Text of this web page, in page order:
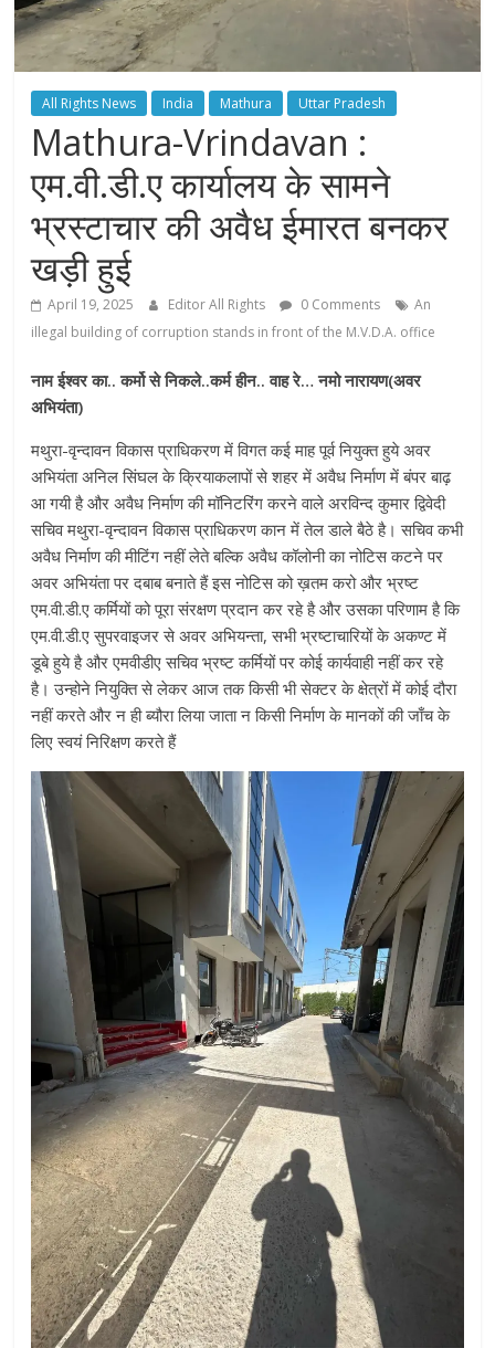
All Rights News India Mathura Uttar Pradesh
Mathura-Vrindavan :
एम.वी.डी.ए कार्यालय के सामने
भ्रस्टाचार की अवैध ईमारत बनकर
खड़ी हुई
April 19, 2025 Editor All Rights 0 Comments
An
illegal building of corruption stands in front of the M.V.D.A. office
नाम ईश्वर का.. कर्मो से निकले..कर्म हीन.. वाह रे… नमो नारायण(अवर
अभियंता)
मथुरा-वृन्दावन विकास प्राधिकरण में विगत कई माह पूर्व नियुक्त हुये अवर
अभियंता अनिल सिंघल के क्रियाकलापों से शहर में अवैध निर्माण में बंपर बाढ़
आ गयी है और अवैध निर्माण की मॉनिटरिंग करने वाले अरविन्द कुमार द्विवेदी
सचिव मथुरा-वृन्दावन विकास प्राधिकरण कान में तेल डाले बैठे है। सचिव कभी
अवैध निर्माण की मीटिंग नहीं लेते बल्कि अवैध कॉलोनी का नोटिस कटने पर
अवर अभियंता पर दबाब बनाते हैं इस नोटिस को ख़तम करो और भ्रष्ट
एम.वी.डी.ए कर्मियों को पूरा संरक्षण प्रदान कर रहे है और उसका परिणाम है कि
एम.वी.डी.ए सुपरवाइजर से अवर अभियन्ता, सभी भ्रष्टाचारियों के अकण्ट में
डूबे हुये है और एमवीडीए सचिव भ्रष्ट कर्मियों पर कोई कार्यवाही नहीं कर रहे
है। उन्होने नियुक्ति से लेकर आज तक किसी भी सेक्टर के क्षेत्रों में कोई दौरा
नहीं करते और न ही ब्यौरा लिया जाता न किसी निर्माण के मानकों की जाँच के
लिए स्वयं निरिक्षण करते हैं